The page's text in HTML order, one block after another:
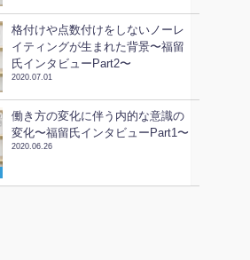
格付けや点数付けをしないノーレ
イティングが生まれた背景〜福留
氏インタビューPart2〜
2020.07.01
働き方の変化に伴う内的な意識の
変化〜福留氏インタビューPart1〜
2020.06.26